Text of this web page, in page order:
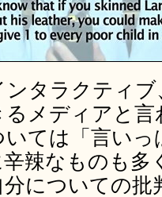
タラクティ
メディアと
ては「言い
辣なものも
についての